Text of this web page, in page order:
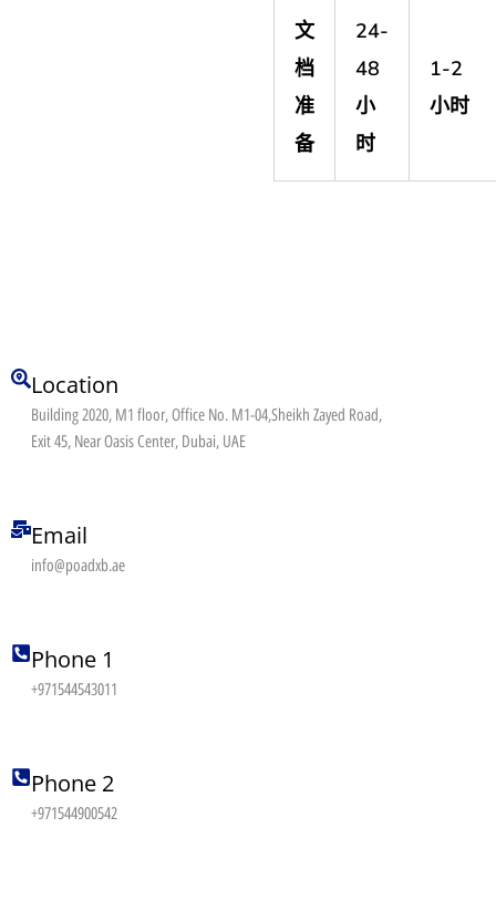
文
档
准
备
24-
48
小
时
1-2
小时
Location
Building 2020, M1 floor, Office No. M1-04,Sheikh Zayed Road,
Exit 45, Near Oasis Center, Dubai, UAE
Email
info@poadxb.ae
Phone 1
+971544543011
Phone 2
+971544900542